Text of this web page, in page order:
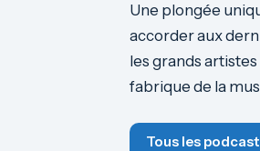
Une plongée
accorder aux
les grands
fabrique de la
Tous les